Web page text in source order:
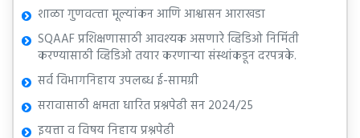
शाळा गुणवत्त्ता मूल्यांकन आणि आश्वासन आराखडा
SQAAF प्रशिक्षणासाठी आवश्यक असणारे व्हिडिओ निर्मिती
करण्यासाठी व्हिडिओ तयार करणाऱ्या संस्थांकडून दरपत्रके.
सर्व विभागनिहाय उपलब्ध ई-सामग्री
सरावासाठी क्षमता धारित प्रश्नपेढी सन 2024/25
इयत्ता व विषय निहाय प्रश्नपेढी